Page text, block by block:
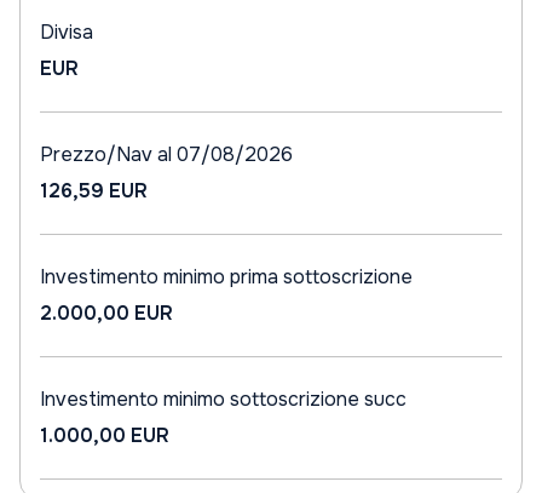
Divisa
EUR
Prezzo/Nav al 07/08/2026
126,59 EUR
Investimento minimo prima sottoscrizione
2.000,00 EUR
Investimento minimo sottoscrizione succ
1.000,00 EUR